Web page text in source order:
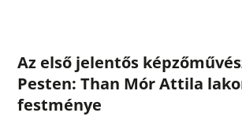
Az első jelentős
Pesten: Than Mór Attila
festménye